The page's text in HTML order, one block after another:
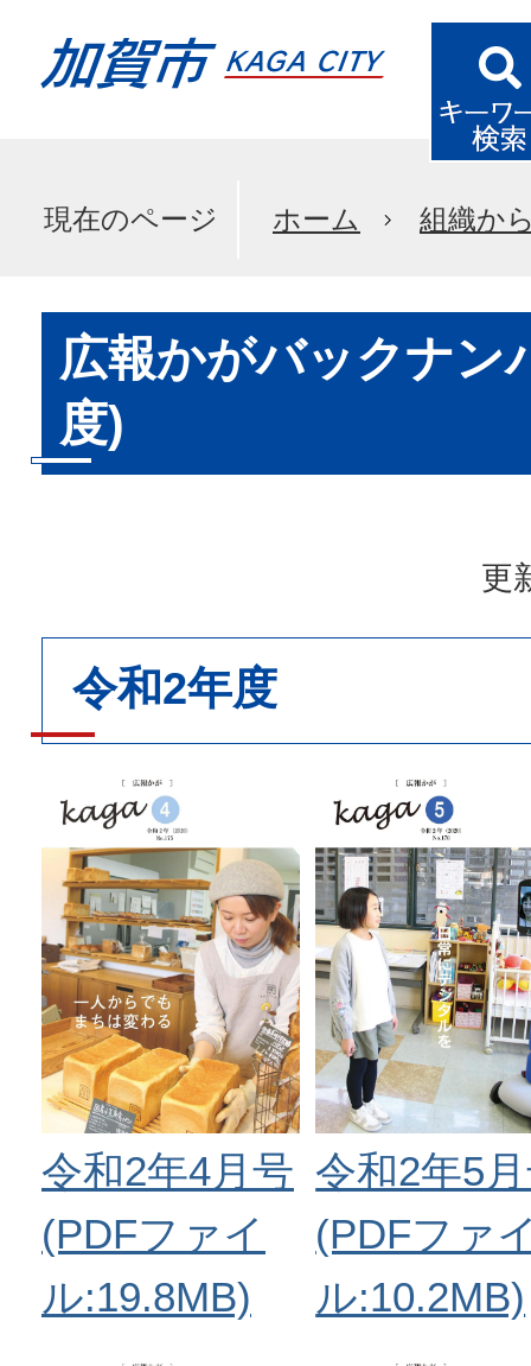
現在のページ ホーム 組織か
広報かがバックナン
度)
更
令和2年度
令和2年4月号
(PDFファイ
ル:19.8MB)
令和2年5
(PDFファ
ル:10.2MB)